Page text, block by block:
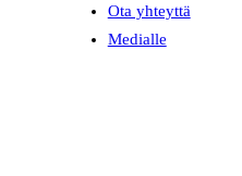
Ota yhteyttä
Medialle